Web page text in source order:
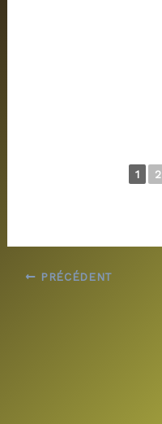
1 2
PRÉCÉDENT